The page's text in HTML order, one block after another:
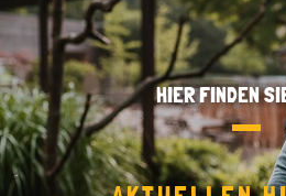
HIER FINDEN